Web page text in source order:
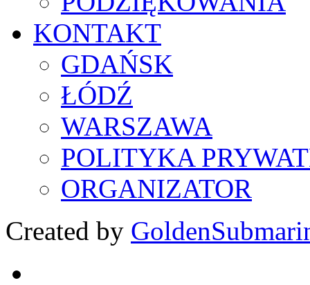
KONTAKT
GDAŃSK
ŁÓDŹ
WARSZAWA
POLITYKA
ORGANIZATOR
Created by